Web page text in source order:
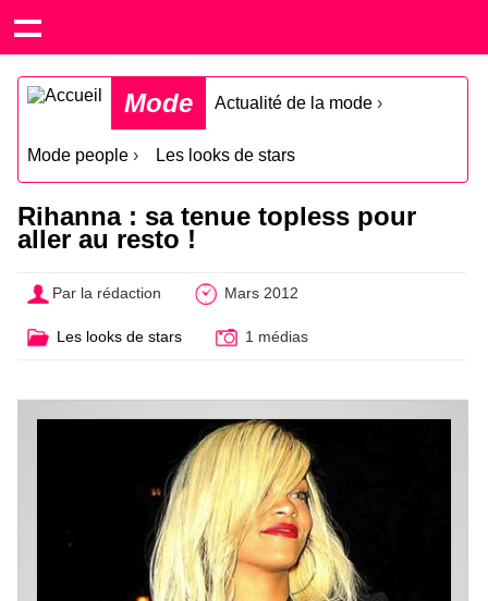
Mode Actualité de la mode ›
Mode people › Les looks de stars
Rihanna : sa tenue topless pour
aller au resto !
Par la rédaction Mars 2012
Les looks de stars 1 médias